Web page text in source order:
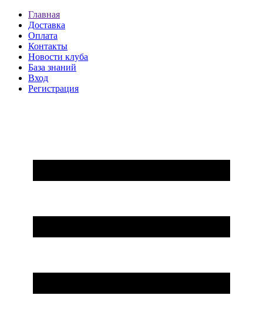
Главная
Доставка
Оплата
Контакты
Новости клуба
База знаний
Вход
Регистрация